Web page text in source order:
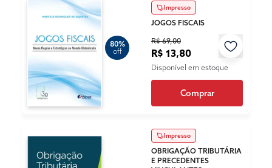
80%
off
Impresso
JOGOS FISCAIS
R$ 69,00
R$ 13,80
Disponível em estoque
Comprar
Impresso
OBRIGAÇÃO TRIBUTÁRIA
E PRECEDENTES